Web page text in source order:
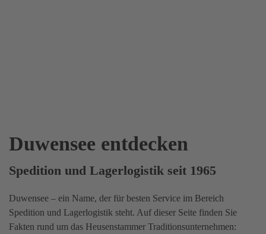
Duwensee entdecken
Spedition und Lagerlogistik seit 1965
Duwensee – ein Name, der für besten Service im Bereich
Spedition und Lagerlogistik steht. Auf dieser Seite finden Sie
Fakten rund um das Heusenstammer Traditionsunternehmen: